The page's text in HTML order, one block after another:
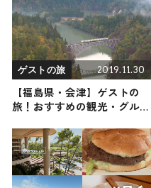
幕開け
ゲストの旅 2019.11.30
【福島県・会津】ゲストの
旅！おすすめの観光・グルメ